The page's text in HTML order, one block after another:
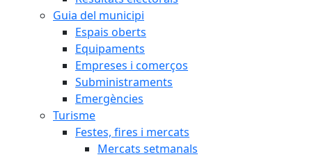
Guia del municipi
Espais oberts
Equipaments
Empreses i comerços
Subministraments
Emergències
Turisme
Festes, fires i mercats
Mercats setmanals